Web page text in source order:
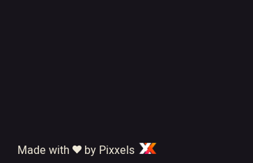
Made with by Pixxels